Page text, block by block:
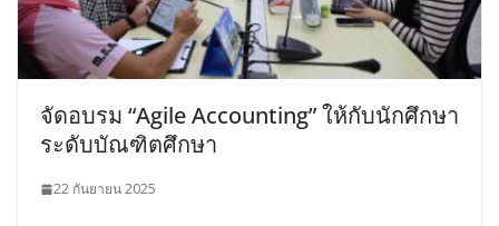
จัดอบรม “Agile Accounting” ให้กับนักศึกษา
ระดับบัณฑิตศึกษา
22 กันยายน 2025